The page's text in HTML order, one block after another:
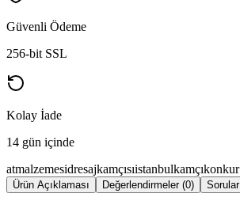
Güvenli Ödeme
256-bit SSL
Kolay İade
14 gün içinde
atmalzemesidresajkamçısıistanbulkamçıkonkur
Ürün Açıklaması Değerlendirmeler (0) Sorular